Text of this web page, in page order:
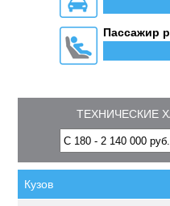
Пассажир
ТЕХНИЧЕСКИЕ
Кузов